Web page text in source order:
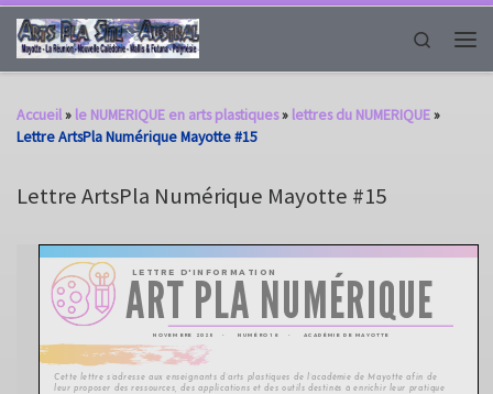
Passer au contenu
Search
Accueil» le NUMERIQUE en arts plastiques» lettres du NUMERIQUE»
Lettre ArtsPla Numérique Mayotte #15
Lettre ArtsPla Numérique Mayotte #15